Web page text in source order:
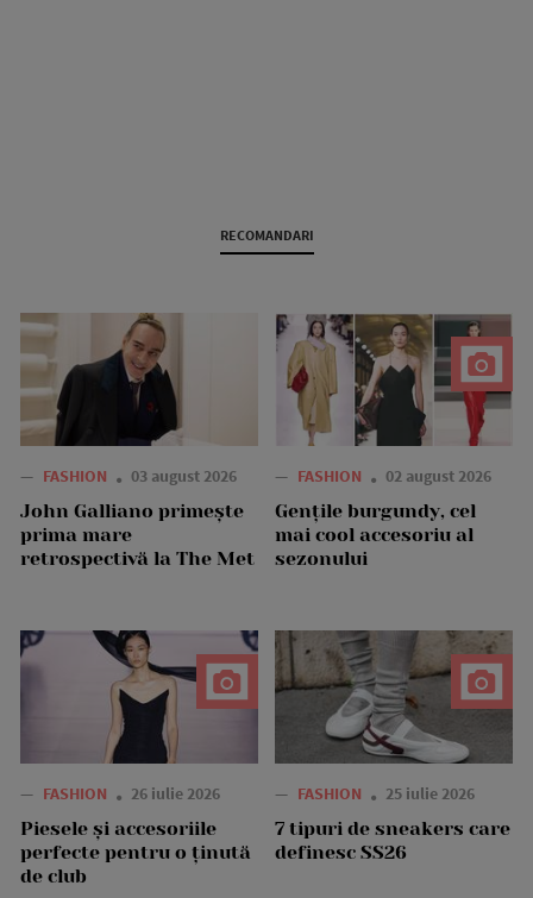
RECOMANDARI
— FASHION 03 august 2026
John Galliano primește
prima mare
retrospectivă la The Met
— FASHION 02 august 2026
Gențile burgundy, cel
mai cool accesoriu al
sezonului
— FASHION 26 iulie 2026
Piesele și accesoriile
perfecte pentru o ținută
de club
— FASHION 25 iulie 2026
7 tipuri de sneakers care
definesc SS26